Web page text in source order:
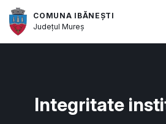
COMUNA IBĂNEȘTI
JudețulMureș
Integritate